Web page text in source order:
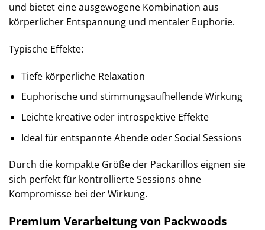
und bietet eine ausgewogene Kombination aus
körperlicher Entspannung und mentaler Euphorie.
Typische Effekte:
Tiefe körperliche Relaxation
Euphorische und stimmungsaufhellende Wirkung
Leichte kreative oder introspektive Effekte
Ideal für entspannte Abende oder Social Sessions
Durch die kompakte Größe der Packarillos eignen sie
sich perfekt für kontrollierte Sessions ohne
Kompromisse bei der Wirkung.
Premium Verarbeitung von Packwoods